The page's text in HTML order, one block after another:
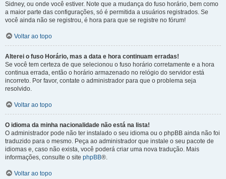
Sidney, ou onde você estiver. Note que a mudança do fuso horário, bem como
a maior parte das configurações, só é permitida a usuários registrados. Se
você ainda não se registrou, é hora para que se registre no fórum!
Voltar ao topo
Alterei o fuso Horário, mas a data e hora continuam erradas!
Se você tem certeza de que selecionou o fuso horário corretamente e a hora
continua errada, então o horário armazenado no relógio do servidor está
incorreto. Por favor, contate o administrador para que o problema seja
resolvido.
Voltar ao topo
O idioma da minha nacionalidade não está na lista!
O administrador pode não ter instalado o seu idioma ou o phpBB ainda não foi
traduzido para o mesmo. Peça ao administrador que instale o seu pacote de
idiomas e, caso não exista, você poderá criar uma nova tradução. Mais
informações, consulte o site phpBB®.
Voltar ao topo